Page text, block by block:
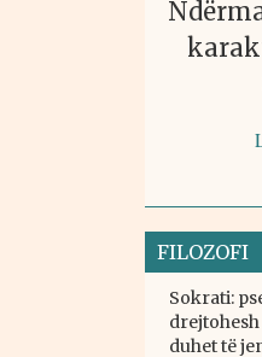
FILOZOFI
Sokrati:
duhet të